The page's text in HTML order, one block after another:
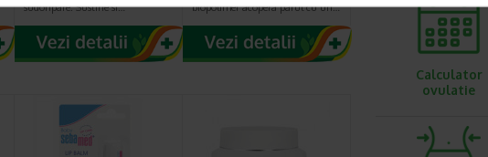
sudoripare. Sustine si…
biopolimer acopera parul cu un…
Calculator
ovulatie